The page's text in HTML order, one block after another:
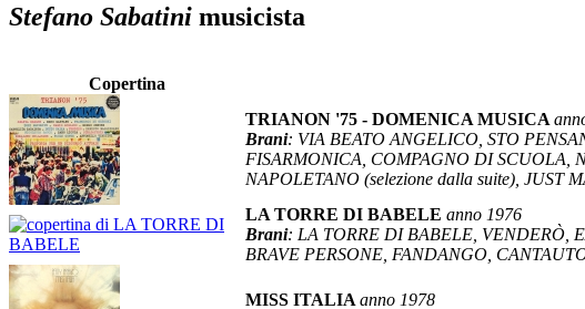
Stefano Sabatini musicista
Copertina
TRIANON '75 - DOMENICA MUSICA
Brani: VIA BEATO ANGELICO, STO
FISARMONICA, COMPAGNO DI SCUOLA,
NAPOLETANO (selezione dalla suite), JUST
LA TORRE DI BABELE anno 1976
Brani: LA TORRE DI BABELE, VENDERÒ,
BRAVE PERSONE, FANDANGO,
MISS ITALIA anno 1978